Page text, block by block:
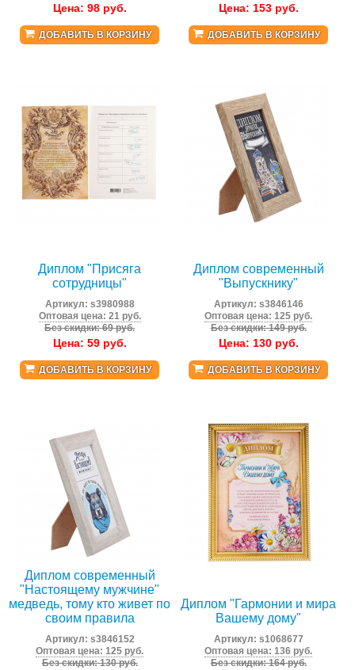
Цена: 98руб.
ДОБАВИТЬ В КОРЗИНУ
Цена: 153руб.
ДОБАВИТЬ В КОРЗИНУ
Диплом "Присяга
сотрудницы"
Артикул: s3980988
Оптовая цена: 21 руб.
Без скидки: 69 руб.
Цена: 59руб.
ДОБАВИТЬ В КОРЗИНУ
Диплом современный
"Выпускнику"
Артикул: s3846146
Оптовая цена: 125 руб.
Без скидки: 149 руб.
Цена: 130руб.
ДОБАВИТЬ В КОРЗИНУ
Диплом современный
"Настоящему мужчине"
медведь, тому кто живет по
своим правила
Артикул: s3846152
Оптовая цена: 125 руб.
Без скидки: 130 руб.
Диплом "Гармонии и мира
Вашему дому"
Артикул: s1068677
Оптовая цена: 136 руб.
Без скидки: 164 руб.